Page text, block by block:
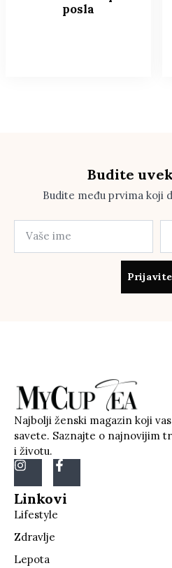
posla
Budite
Budite među prvima koji
Najbolji ženski magazin koji
savete. Saznajte o najnovijim
i životu.
Linkovi
Lifestyle
Zdravlje
Lepota